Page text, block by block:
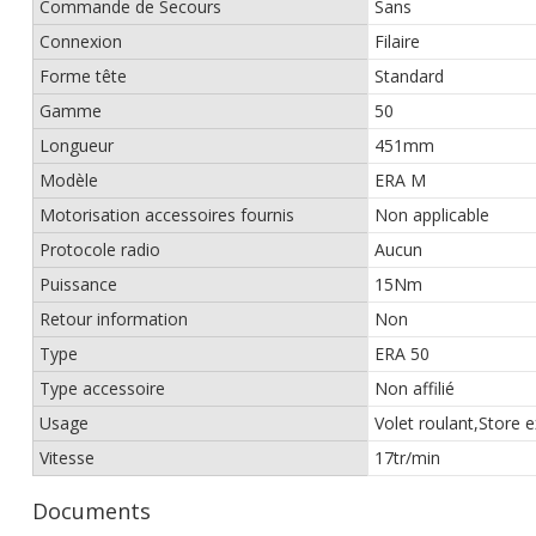
Commande de Secours
Sans
Connexion
Filaire
Forme tête
Standard
Gamme
50
Longueur
451mm
Modèle
ERA M
Motorisation accessoires fournis
Non applicable
Protocole radio
Aucun
Puissance
15Nm
Retour information
Non
Type
ERA 50
Type accessoire
Non affilié
Usage
Volet roulant,Store
Vitesse
17tr/min
Documents